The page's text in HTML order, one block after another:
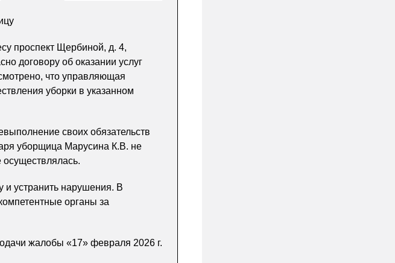
проспект Щербиной, д. 4,
договору об оказании услуг
что управляющая
уборки в указанном
своих обязательств
уборщица Марусина К.В. не
и устранить нарушения. В
органы за
жалобы «17» февраля 2026 г.